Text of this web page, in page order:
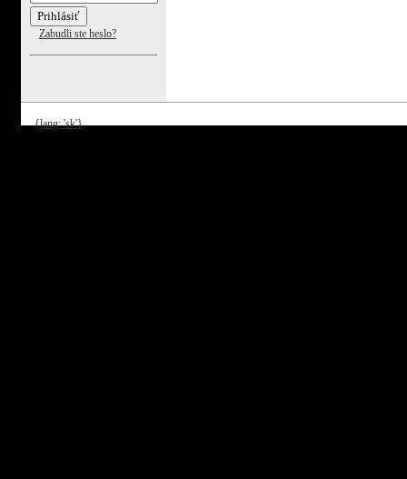
Zabudli ste heslo?
{lang: 'sk'}